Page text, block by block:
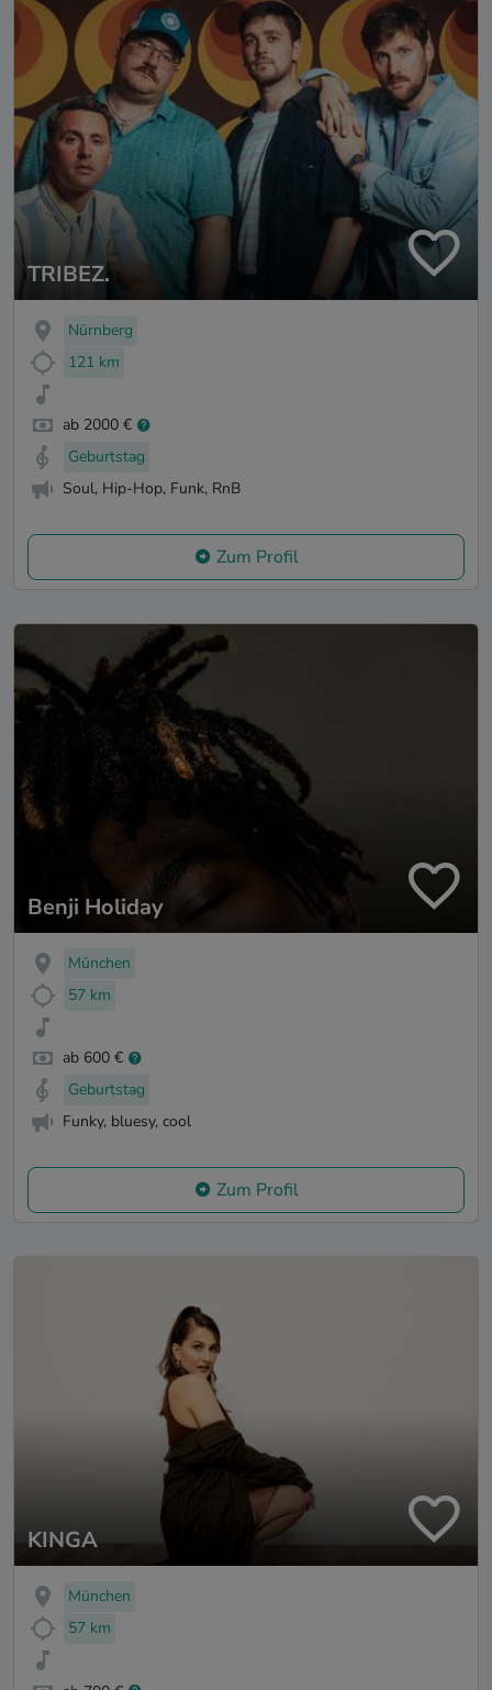
TRIBEZ.
Nürnberg
121 km
ab 2000 €
Geburtstag
Soul, Hip-Hop, Funk, RnB
Zum Profil
Benji Holiday
München
57 km
ab 600 €
Geburtstag
Funky, bluesy, cool
Zum Profil
KINGA
München
57 km